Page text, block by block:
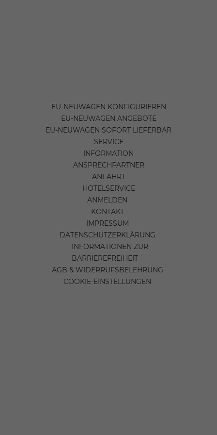
EU-NEUWAGEN KONFIGURIEREN
EU-NEUWAGEN ANGEBOTE
EU-NEUWAGEN SOFORT LIEFERBAR
SERVICE
INFORMATION
ANSPRECHPARTNER
ANFAHRT
HOTELSERVICE
ANMELDEN
KONTAKT
IMPRESSUM
DATENSCHUTZERKLÄRUNG
INFORMATIONEN ZUR
BARRIEREFREIHEIT
AGB & WIDERRUFSBELEHRUNG
COOKIE-EINSTELLUNGEN